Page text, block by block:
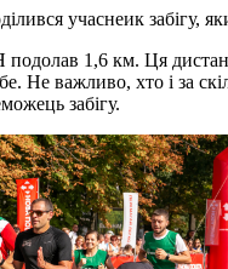
учаснеик забігу,
1,6 км. Ця
Не важливо, хто і за
забігу.